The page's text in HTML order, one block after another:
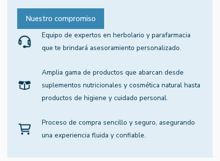
Nuestro compromiso
Equipo de expertos en herbolario y parafarmacia
que te brindará asesoramiento personalizado.
Amplia gama de productos que abarcan desde
suplementos nutricionales y cosmética natural hasta
productos de higiene y cuidado personal.
Proceso de compra sencillo y seguro, asegurando
una experiencia fluida y confiable.